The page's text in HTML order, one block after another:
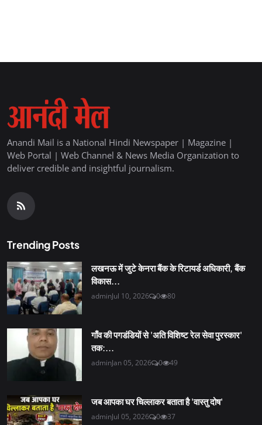
Anandi Mail is a National Hindi Newspaper | Magazine |
Web Portal | Web Channel & News Media Organization to
deliver credible and insightful journalism.
Trending Posts
लखनऊ में जुटे केनरा बैंक के रिटायर्ड अधिकारी, बैंक
विकास...
adminJul 10, 2026 0 80
गाँव की पगडंडियों से 'अति विशिष्ट रेल सेवा पुरस्कार'
तक:...
adminJan 05, 2026 0 49
जब आपका घर चिल्लाकर बताता है 'वास्तु दोष'
adminJul 05, 2026 0 37